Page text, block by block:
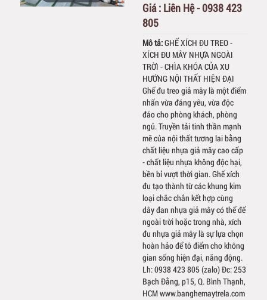
Giá : Liên Hệ - 0938 423
805
Mô tả:GHẾ XÍCH ĐU TREO -
XÍCH ĐU MÂY NHỰA NGOÀI
TRỜI - CHÌA KHÓA CỦA XU
HƯỚNG NỘI THẤT HIỆN ĐẠI
Ghế đu treo giả mây là một điểm
nhấn vừa đáng yêu, vừa độc
đáo cho phòng khách, phòng
ngủ. Truyền tải tinh thần mạnh
mẽ của nội thất tương lai bằng
chất liệu nhựa giả mây cao cấp
- chất liệu nhựa không độc hại,
bền bỉ vượt thời gian. Ghế xích
đu tạo thành từ các khung kim
loại chắc chắn kết hợp cùng
dây đan nhựa giả mây có thể để
ngoài trời hoặc trong nhà, xích
đu nhựa giả mây là sự lựa chọn
hoàn hảo để tô điểm cho không
gian sống hiện đại, năng động.
Lh: 0938 423 805 (zalo) Đc: 253
Bạch Đằng, p15, Q. Bình Thạnh,
HCM www.banghemaytrela.com